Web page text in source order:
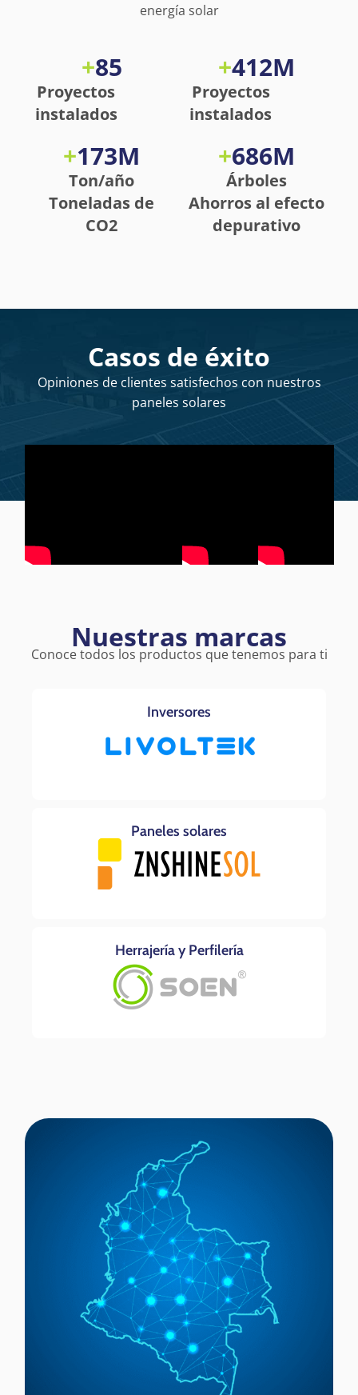
energía solar
+85
Proyectos
instalados
+412M
Proyectos
instalados
+173M
Ton/año
Toneladas de
CO2
+686M
Árboles
Ahorros al efecto
depurativo
Casos de éxito
Opiniones de clientes satisfechos con nuestros
paneles solares
Nuestras marcas
Conoce todos los productos que tenemos para ti
Inversores
Paneles solares
Herrajería y Perfilería